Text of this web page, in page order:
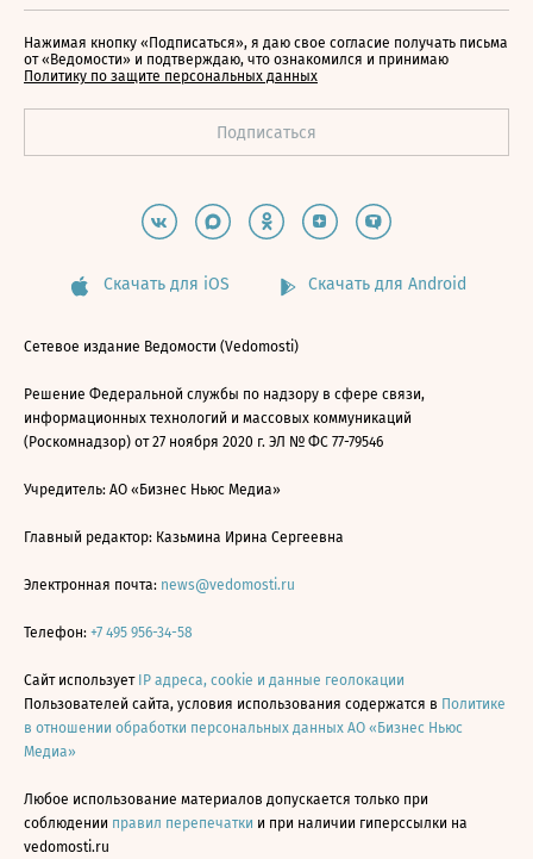
Нажимая кнопку «Подписаться», я даю свое согласие получать письма
от «Ведомости» и подтверждаю, что ознакомился и принимаю
Политику по защите персональных данных
Скачать для iOS Скачать для Android
Сетевое издание Ведомости (Vedomosti)
Решение Федеральной службы по надзору в сфере связи,
информационных технологий и массовых коммуникаций
(Роскомнадзор) от 27 ноября 2020 г. ЭЛ № ФС 77-79546
Учредитель: АО «Бизнес Ньюс Медиа»
Главный редактор: Казьмина Ирина Сергеевна
Электронная почта: news@vedomosti.ru
Телефон: +7 495 956-34-58
Сайт использует IP адреса, cookie и данные геолокации
Пользователей сайта, условия использования содержатся в Политике
в отношении обработки персональных данных АО «Бизнес Ньюс
Медиа»
Любое использование материалов допускается только при
соблюдении правил перепечатки и при наличии гиперссылки на
vedomosti.ru